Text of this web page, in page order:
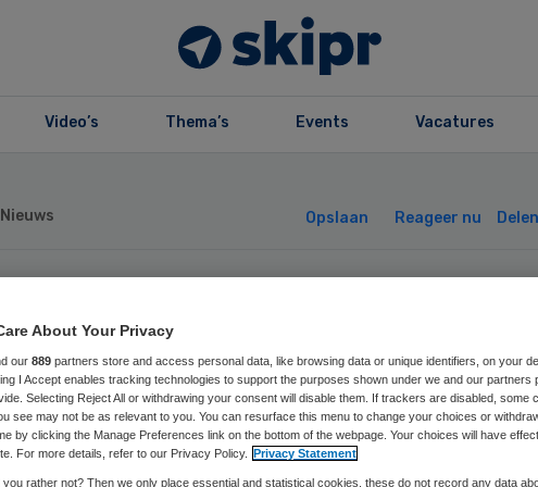
Video’s Thema’s Events Vacatures
Nieuws Opslaan Reageer nu Delen
ook in
actief
About Your Privacy
our 889 partners store and access personal data, like browsing data or unique identifiers, on your
I Accept enables tracking technologies to support the purposes shown under we and our partners
Selecting Reject All or withdrawing your consent will disable them. If trackers are disabled, some
see may not be as relevant to you. You can resurface this menu to change your choices or
by clicking the Manage Preferences link on the bottom of the webpage. Your choices will have
For more details, refer to our Privacy Policy.
Privacy Statement
you rather not? Then we only place essential and statistical cookies, these do not record any data